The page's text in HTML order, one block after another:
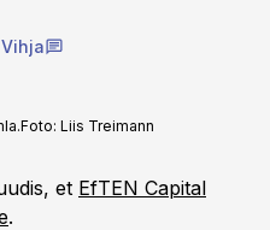
Vihja
Foto: Liis Treimann
et EfTEN Capital
.